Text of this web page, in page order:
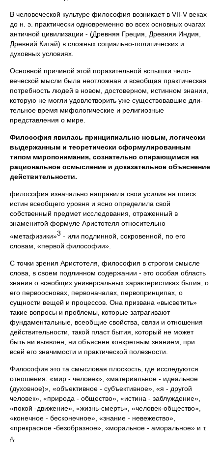
В человеческой культуре философия возникает в VII-V веках
до н. э. практически одновременно во всех основных очагах
античной цивилизации - (Древняя Греция, Древняя Индия,
Древний Китай) в сложных социально-политических и
духовных условиях.
Основной причиной этой поразительной вспышки чело­
веческой мысли была неотложная и всеобщая практическая
потребность людей в новом, достоверном, истинном знании,
которую не могли удовлетворить уже существовавшие дли­
тельное время мифологические и религиозные
представления о мире.
Философия явилась принципиально новым, логи­чески
выдержанным и теоретически сформулирован­ным
типом миропонимания, сознательно опирающимся на
рациональное осмысление и доказательное объясне­ние
действительности.
философия изначально направила свои усилия на поиск
истин всеобщего уровня и ясно определила свой
собственный предмет исследования, отраженный в
знаменитой формуле Аристотеля относительно
«метафизики»3 - или подлинной, сокровенной, по его
словам, «первой философии».
С точки зрения Аристотеля, философия в строгом смысле
слова, в своем подлинном содержании - это особая область
знания о всеобщих универсальных характеристиках бытия, о
его первоосновах, первоначалах, первопринципах, о
сущности вещей и процессов. Она призвана «высветить»
такие вопросы и проблемы, которые затрагивают
фундаментальные, всеоб­щие свойства, связи и отношения
действительности, такой пласт бытия, который не может
быть ни выявлен, ни объяснен конкретным знанием, при
всей его значимости и практической полезности.
Философия это та смысловая плоскость, где исследуются
отношения: «мир - человек», «материальное - идеальное
(ду­ховное)», «объективное - субъективное», «я - другой
чело­век», «природа - общество», «истина - заблуждение»,
«покой -движение», «жизнь-смерть», «человек-общество»,
«конеч­ное - бесконечное», «знание - невежество»,
«прекрасное -безобразное», «моральное - аморальное» и т.
д.